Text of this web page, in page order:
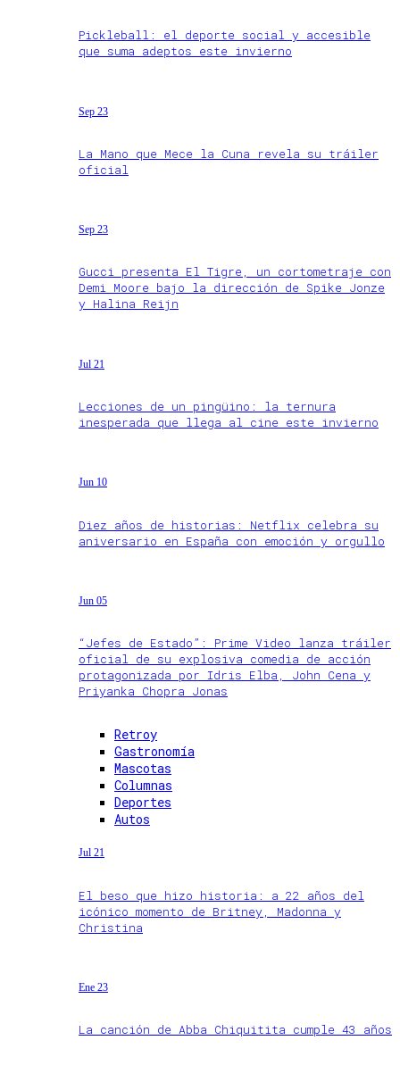
Pickleball: el deporte social y accesible
que suma adeptos este invierno
Sep 23
La Mano que Mece la Cuna revela su tráiler
oficial
Sep 23
Gucci presenta El Tigre, un cortometraje con
Demi Moore bajo la dirección de Spike Jonze
y Halina Reijn
Jul 21
Lecciones de un pingüino: la ternura
inesperada que llega al cine este invierno
Jun 10
Diez años de historias: Netflix celebra su
aniversario en España con emoción y orgullo
Jun 05
“Jefes de Estado”: Prime Video lanza tráiler
oficial de su explosiva comedia de acción
protagonizada por Idris Elba, John Cena y
Priyanka Chopra Jonas
Retroy
Gastronomía
Mascotas
Columnas
Deportes
Autos
Jul 21
El beso que hizo historia: a 22 años del
icónico momento de Britney, Madonna y
Christina
Ene 23
La canción de Abba Chiquitita cumple 43 años